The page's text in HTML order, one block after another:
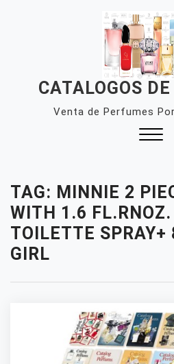
CATALOGOS
Venta de Perfumes
TAG: MINNIE 2
WITH 1.6 FL.RNOZ.
TOILETTE SPRAY+
GIRL